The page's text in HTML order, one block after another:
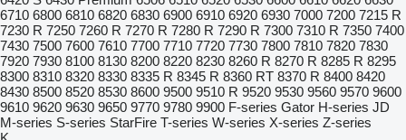
6710 6800 6810 6820 6830 6900 6910 6920 6930 7000 7200 7215 R
7230 R 7250 7260 R 7270 R 7280 R 7290 R 7300 7310 R 7350 7400
7430 7500 7600 7610 7700 7710 7720 7730 7800 7810 7820 7830
7920 7930 8100 8130 8200 8220 8230 8260 R 8270 R 8285 R 8295
8300 8310 8320 8330 8335 R 8345 R 8360 RT 8370 R 8400 8420
8430 8500 8520 8530 8600 9500 9510 R 9520 9530 9560 9570 9600
9610 9620 9630 9650 9770 9780 9900 F-series Gator H-series JD
M-series S-series StarFire T-series W-series X-series Z-series